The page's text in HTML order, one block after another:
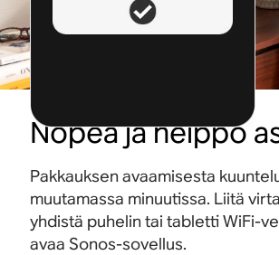
Nopea ja helppo
Pakkauksen avaamisesta
muutamassa minuutissa. Liitä
yhdistä puhelin tai tabletti WiFi-
avaa Sonos-sovellus.